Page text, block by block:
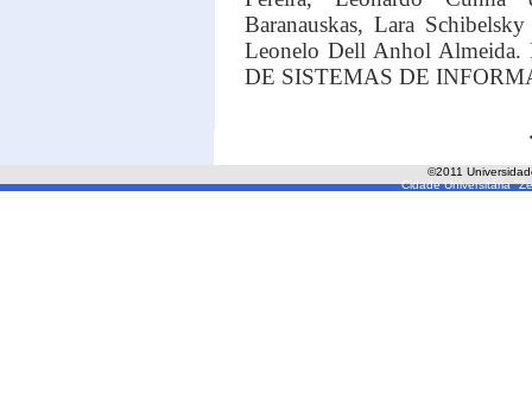
Baranauskas, Lara
Leonelo Dell Anhol Almeida.
DE SISTEMAS DE
©2011
Cidade Universitária